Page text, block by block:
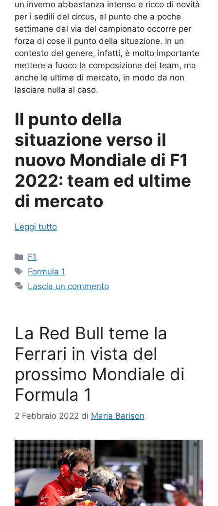
un inverno abbastanza intenso e ricco di novità
per i sedili del circus, al punto che a poche
settimane dal via del campionato occorre per
forza di cose il punto della situazione. In un
contesto del genere, infatti, è molto importante
mettere a fuoco la composizione dei team, ma
anche le ultime di mercato, in modo da non
lasciare nulla al caso.
Il punto della
situazione verso il
nuovo Mondiale di F1
2022: team ed ultime
di mercato
Leggi tutto
Categorie
F1
Tag
Formula 1
Lascia un commento
La Red Bull teme la
Ferrari in vista del
prossimo Mondiale di
Formula 1
2 Febbraio 2022 di Maria Barison